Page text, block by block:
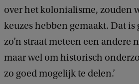
u
V
over het kolonialisme, zouden
keuzes hebben gemaakt. Dat is
zo’n straat meteen een andere
maar wel om historisch
zo goed mogelijk te delen.’